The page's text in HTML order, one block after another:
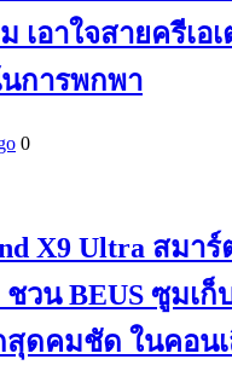
เอาใจสายครีเอ
การพกพา
0
X9 Ultra สมา
ชวน BEUS ซูมเ
ดคมชัด ในคอนเ